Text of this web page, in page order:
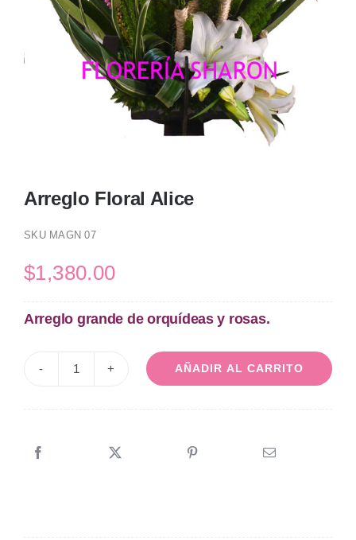
Funebres
Arreglo Floral Alice
SKU MAGN 07
$1,380.00
Arreglo grande de orquídeas y rosas.
cantidad
AÑADIR AL CARRITO